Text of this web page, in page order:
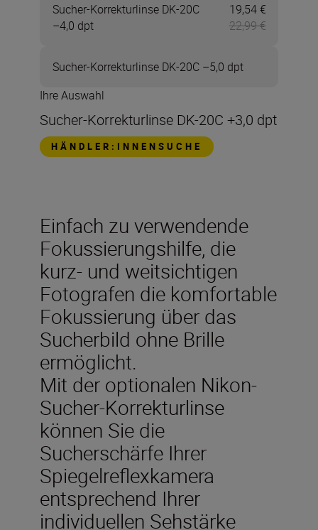
Sucher-Korrekturlinse DK-20C
–4,0 dpt
Jetzt
19,54 €
22,99 €
Sucher-Korrekturlinse DK-20C –5,0 dpt
Ihre Auswahl
Sucher-Korrekturlinse DK-20C +3,0 dpt
HÄNDLER:INNENSUCHE
Einfach zu verwendende
Fokussierungshilfe, die
kurz- und weitsichtigen
Fotografen die komfortable
Fokussierung über das
Sucherbild ohne Brille
ermöglicht.
Mit der optionalen Nikon-
Sucher-Korrekturlinse
können Sie die
Sucherschärfe Ihrer
Spiegelreflexkamera
entsprechend Ihrer
individuellen Sehstärke